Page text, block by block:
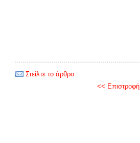
Στείλτε το άρθρο
<< Επιστροφή